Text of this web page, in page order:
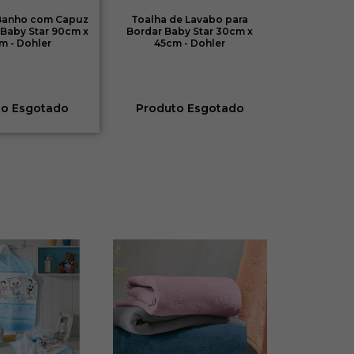
com Capuz
Star 90cm x
- Dohler
Esgotado
Toalha de Lavabo para
Bordar Baby Star 30cm x
45cm - Dohler
Produto Esgotado